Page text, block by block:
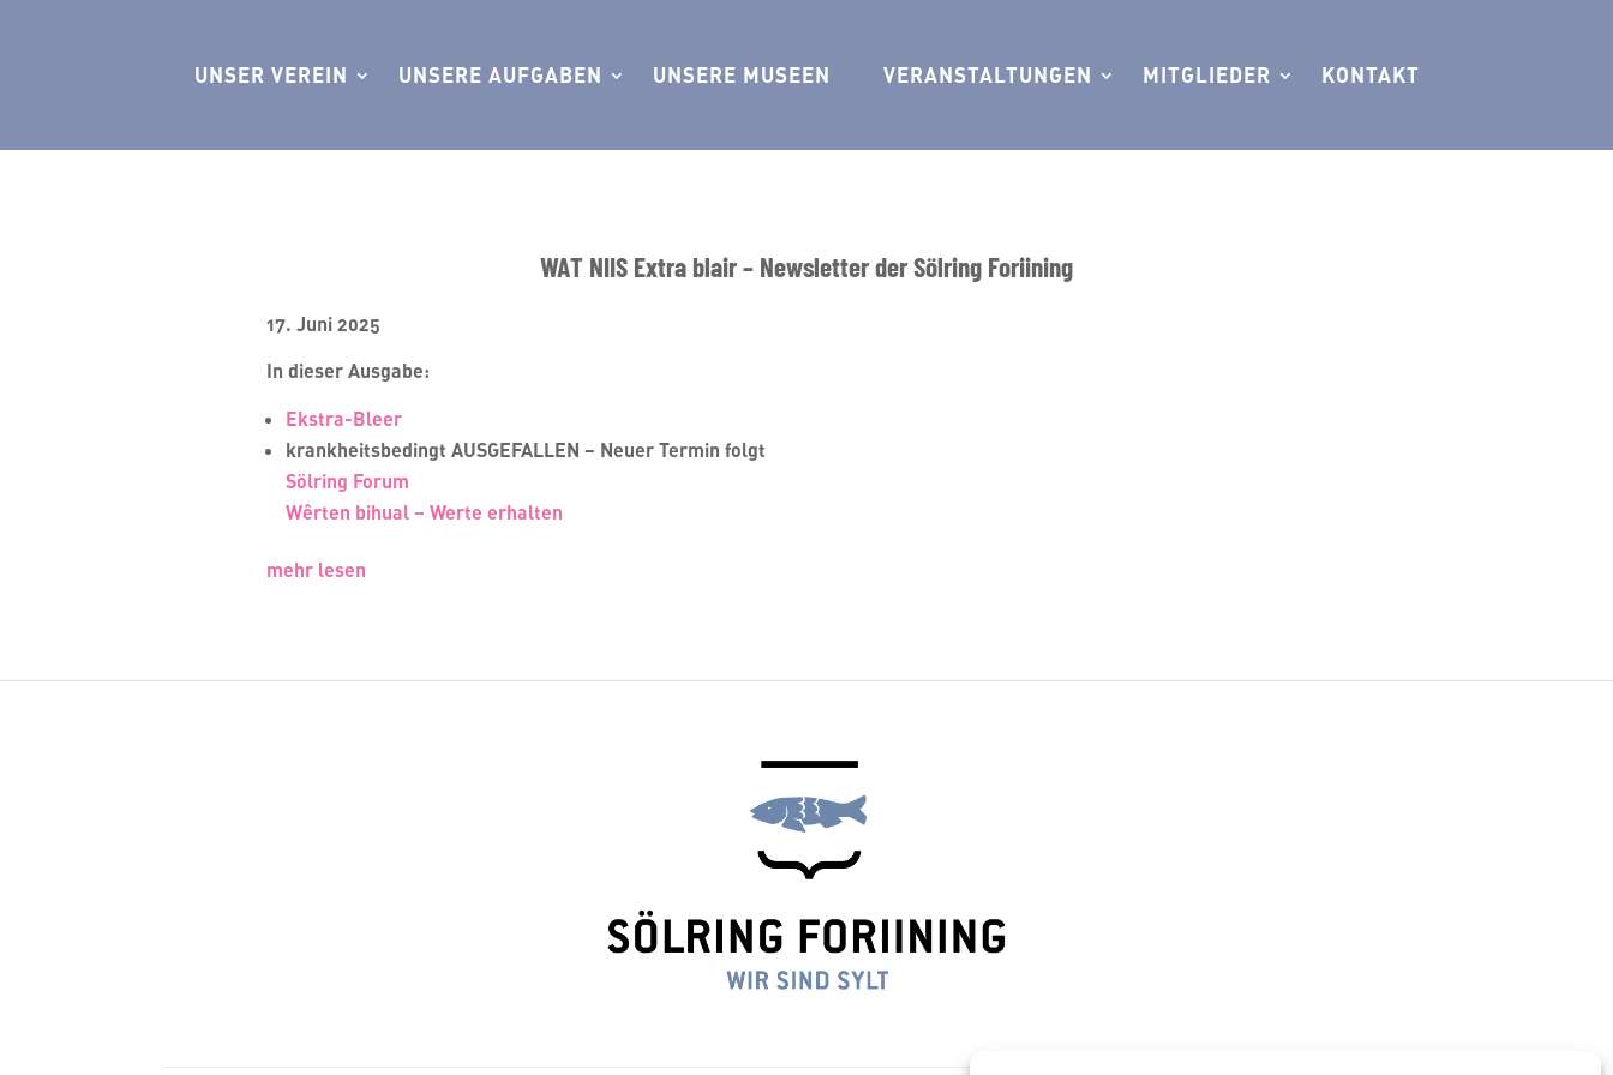
UNSER VEREIN UNSERE AUFGABEN UNSERE MUSEEN VERANSTALTUNGEN MITGLIEDER KONTAKT
WAT NIIS Extra blair – Newsletter der Sölring Foriining
17. Juni 2025
In dieser Ausgabe:
Ekstra-Bleer
krankheitsbedingt AUSGEFALLEN – Neuer Termin folgt
Sölring Forum
Wêrten bihual – Werte erhalten
mehr lesen